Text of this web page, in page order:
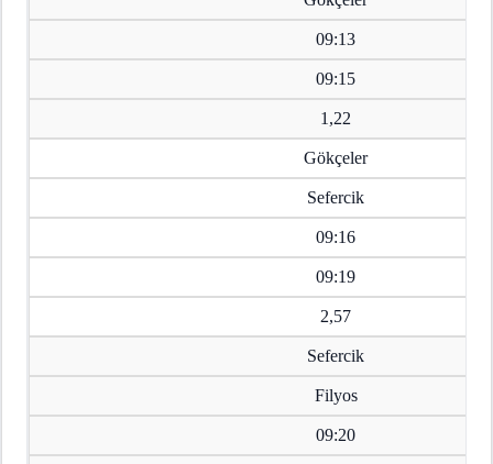
09:13
09:15
1,22
Gökçeler
Sefercik
09:16
09:19
2,57
Sefercik
Filyos
09:20